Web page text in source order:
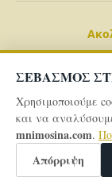
ΣΕΒΑΣΜΟΣ
Χρησιμοποιούμε
και να
mnimosina.com.
Απόρριψη
-
Όροι